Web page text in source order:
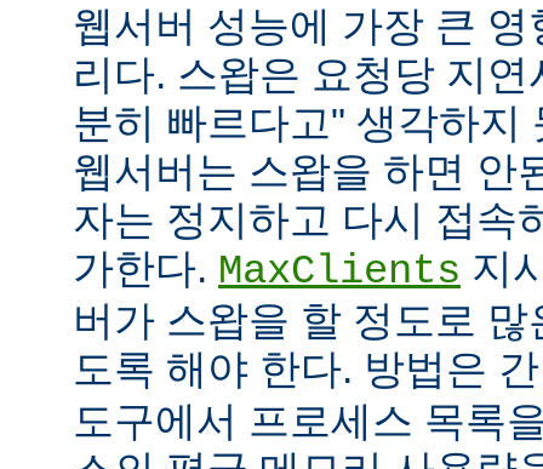
웹서버 성능에 가장 큰
리다. 스왑은 요청당 지
분히 빠르다고" 생각하지
웹서버는 스왑을 하면 안
자는 정지하고 다시 접속
가한다. MaxClients 지
버가 스왑을 할 정도로
도록 해야 한다. 방법은
도구에서 프로세스 목록